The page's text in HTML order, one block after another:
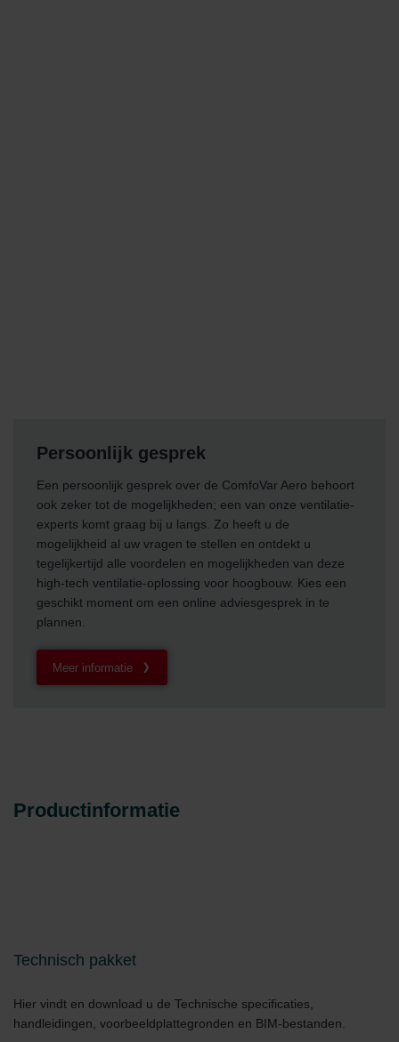
Persoonlijk gesprek
Een persoonlijk gesprek over de ComfoVar Aero behoort
ook zeker tot de mogelijkheden; een van onze ventilatie-
experts komt graag bij u langs. Zo heeft u de
mogelijkheid al uw vragen te stellen en ontdekt u
tegelijkertijd alle voordelen en mogelijkheden van deze
high-tech ventilatie-oplossing voor hoogbouw. Kies een
geschikt moment om een online adviesgesprek in te
plannen.
Meer informatie
Productinformatie
Technisch pakket
Hier vindt en download u de Technische specificaties,
handleidingen, voorbeeldplattegronden en BIM-bestanden.